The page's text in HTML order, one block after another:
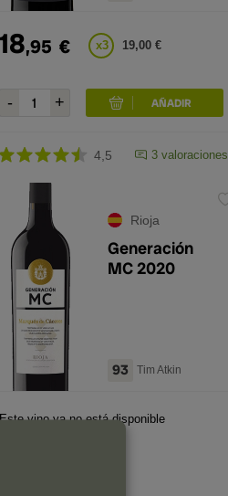
18,95 € x3 19,00 €
4,5 3 valoraciones
Rioja
Generación
MC 2020
93 Tim Atkin
Este vino ya no está disponible